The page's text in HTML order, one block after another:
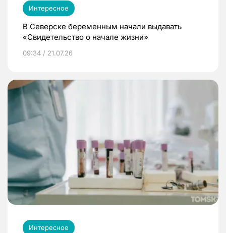
Интересное
В Северске беременным начали выдавать
«Свидетельство о начале жизни»
09:34 / 21.07.26
Интересное